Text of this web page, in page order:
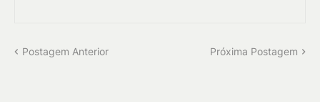
Postagem Anterior Próxima Postagem